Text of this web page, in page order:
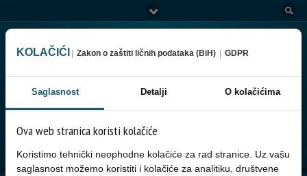
Go to:
KOLAČIĆI Zakon o zaštiti ličnih podataka (BiH) GDPR
Saglasnost Detalji O kolačićima
Ova web stranica koristi kolačiće
Koristimo tehnički neophodne kolačiće za rad stranice. Uz vašu
saglasnost možemo koristiti i kolačiće za analitiku, društvene